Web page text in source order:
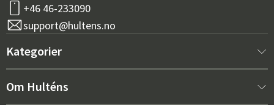
+46 46-233090
support@hultens.no
Kategorier
Nytt hos oss
Om Hulténs